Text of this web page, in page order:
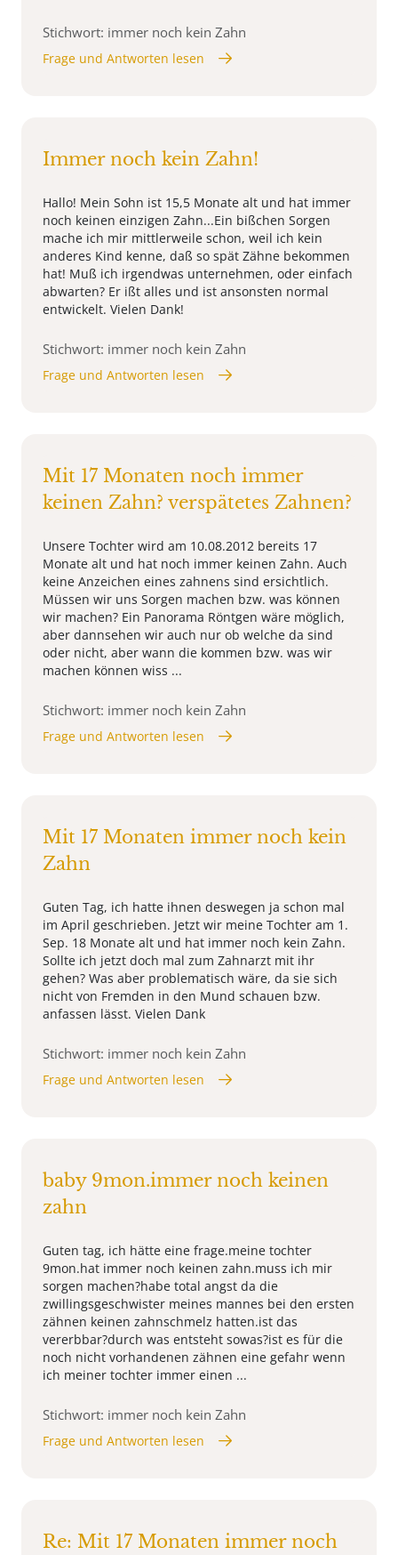
Stichwort: immer noch kein Zahn
Frage und Antworten lesen
Immer noch kein Zahn!
Hallo! Mein Sohn ist 15,5 Monate alt und hat immer
noch keinen einzigen Zahn...Ein bißchen Sorgen
mache ich mir mittlerweile schon, weil ich kein
anderes Kind kenne, daß so spät Zähne bekommen
hat! Muß ich irgendwas unternehmen, oder einfach
abwarten? Er ißt alles und ist ansonsten normal
entwickelt. Vielen Dank!
Stichwort: immer noch kein Zahn
Frage und Antworten lesen
Mit 17 Monaten noch immer
keinen Zahn? verspätetes Zahnen?
Unsere Tochter wird am 10.08.2012 bereits 17
Monate alt und hat noch immer keinen Zahn. Auch
keine Anzeichen eines zahnens sind ersichtlich.
Müssen wir uns Sorgen machen bzw. was können
wir machen? Ein Panorama Röntgen wäre möglich,
aber dannsehen wir auch nur ob welche da sind
oder nicht, aber wann die kommen bzw. was wir
machen können wiss ...
Stichwort: immer noch kein Zahn
Frage und Antworten lesen
Mit 17 Monaten immer noch kein
Zahn
Guten Tag, ich hatte ihnen deswegen ja schon mal
im April geschrieben. Jetzt wir meine Tochter am 1.
Sep. 18 Monate alt und hat immer noch kein Zahn.
Sollte ich jetzt doch mal zum Zahnarzt mit ihr
gehen? Was aber problematisch wäre, da sie sich
nicht von Fremden in den Mund schauen bzw.
anfassen lässt. Vielen Dank
Stichwort: immer noch kein Zahn
Frage und Antworten lesen
baby 9mon.immer noch keinen
zahn
Guten tag, ich hätte eine frage.meine tochter
9mon.hat immer noch keinen zahn.muss ich mir
sorgen machen?habe total angst da die
zwillingsgeschwister meines mannes bei den ersten
zähnen keinen zahnschmelz hatten.ist das
vererbbar?durch was entsteht sowas?ist es für die
noch nicht vorhandenen zähnen eine gefahr wenn
ich meiner tochter immer einen ...
Stichwort: immer noch kein Zahn
Frage und Antworten lesen
Re: Mit 17 Monaten immer noch